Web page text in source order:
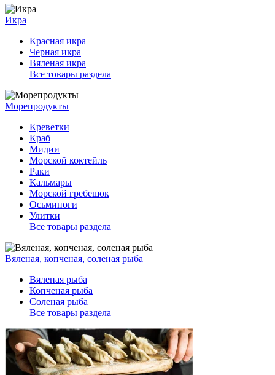
Икра
Красная икра
Черная икра
Вяленая икра
Все товары раздела
Морепродукты
Креветки
Краб
Мидии
Морской коктейль
Раки
Кальмары
Морской гребешок
Осьминоги
Улитки
Все товары раздела
Вяленая, копченая, соленая рыба
Вяленая рыба
Копченая рыба
Соленая рыба
Все товары раздела